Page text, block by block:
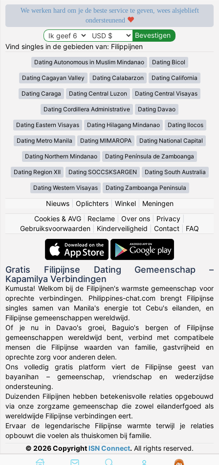
We werken hard om je de beste service te geven, wees alsjeblieft
ondersteunend
Vind singles in de gebieden van: Filippijnen
Dating Autonomous in Muslim Mindanao Dating Bicol
Dating Cagayan Valley Dating Calabarzon Dating California
Dating Caraga Dating Central Luzon Dating Central Visayas
Dating Cordillera Administrative Dating Davao
Dating Eastern Visayas Dating Hilagang Mindanao Dating Ilocos
Dating Metro Manila Dating MIMAROPA Dating National Capital
Dating Northern Mindanao Dating Península de Zamboanga
Dating Region XII Dating SOCCSKSARGEN Dating South Australia
Dating Western Visayas Dating Zamboanga Peninsula
Nieuws| Oplichters| Winkel| Meningen
Cookies & AVG
Reclame Over ons Privacy
Gebruiksvoorwaarden
Kinderveiligheid Contact FAQ
Gratis Filipijnse Dating Gemeenschap –
Kapamilya Verbindingen
Kumusta! Welkom bij de Filipijnen's warmste gemeenschap voor
oprechte verbindingen. Philippines-chat.com brengt Filipijnse
singles samen van Manila's energie tot Cebu's eilanden, en
Filipijnse gemeenschappen wereldwijd.
Of je nu in Davao's groei, Baguio's bergen of Filipijnse
gemeenschappen wereldwijd bent, verbind met compatibele
mensen die Filipijnse waarden van familie, gastvrijheid en
oprechte zorg voor anderen delen.
Ons volledig gratis platform viert de Filipijnse geest van
bayanihan – gemeenschap, vriendschap en wederzijdse
ondersteuning.
Duizenden Filipijnen hebben betekenisvolle relaties opgebouwd
via onze zorgzame gemeenschap die zowel eilanderfgoed als
wereldwijde Filipijnse verbindingen eert.
Ervaar de legendarische Filipijnse warmte terwijl je relaties
opbouwt die voelen als thuiskomen bij familie.
© 2026 Copyright ISN Connect. All rights reserved.